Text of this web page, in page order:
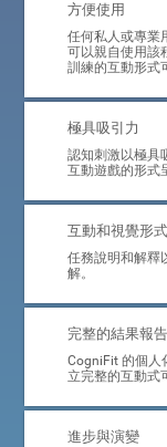
方便使用
任何私人或專業
可以親自使用該
訓練的互動形式
極具吸引力
認知刺激以極具
互動遊戲的形式
互動和視覺形式
任務說明和解釋
解。
完整的結果報告
CogniFit 的個人
立完整的互動式
進步與演變